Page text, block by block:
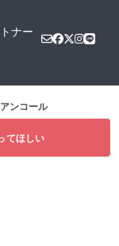
ナー
ンコール
てほしい